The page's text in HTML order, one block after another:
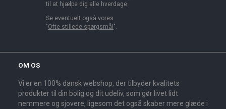
til at hjælpe dig alle hverdage.
Se eventuelt også vores
"Ofte stillede spørgsmål ".
OM OS
Vi er en 100% dansk webshop, der tilbyder kvalitets
produkter til din bolig og dit udeliv, som gør livet lidt
nemmere og sjovere, ligesom det også skaber mere glæde i